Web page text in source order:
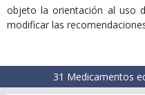
objeto la orientación al uso
modificar las
31 Medicamentos